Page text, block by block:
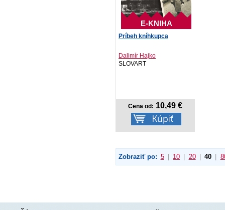
E-KNIHA
Príbeh kníhkupca
Dalimír Hajko
SLOVART
Cena od: 10,49 €
Zobraziť po: 5 10 20 40